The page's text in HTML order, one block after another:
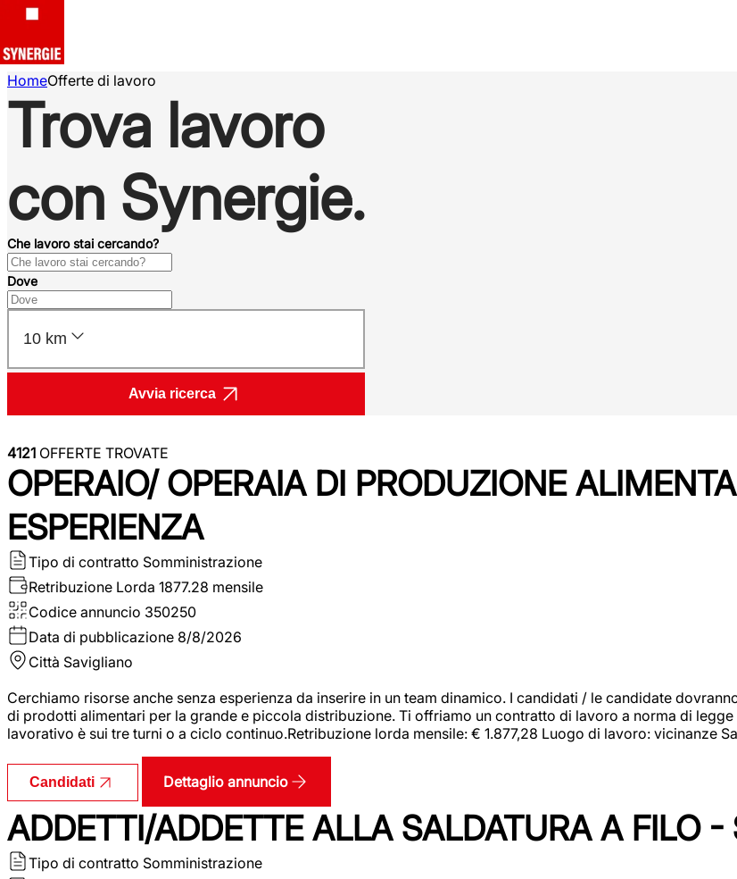
HomeOfferte di lavoro
Trova lavoro
con Synergie.
Che lavoro stai cercando?
Dove
10 km
Avvia ricerca
4121 OFFERTE TROVATE
OPERAIO/ OPERAIA DI PRODUZIONE
ESPERIENZA
Tipo di contratto Somministrazione
Retribuzione Lorda 1877.28 mensile
Codice annuncio 350250
Data di pubblicazione 8/8/2026
Città Savigliano
Cerchiamo risorse anche senza esperienza da inserire in un team dinamico. I candidati / le candidate
di prodotti alimentari per la grande e piccola distribuzione. Ti offriamo un contratto di lavoro a norma di
lavorativo è sui tre turni o a ciclo continuo.Retribuzione lorda mensile: € 1.877,28 Luogo di lavoro: vicinanze
Candidati Dettaglio annuncio
ADDETTI/ADDETTE ALLA SALDATURA A FILO -
Tipo di contratto Somministrazione